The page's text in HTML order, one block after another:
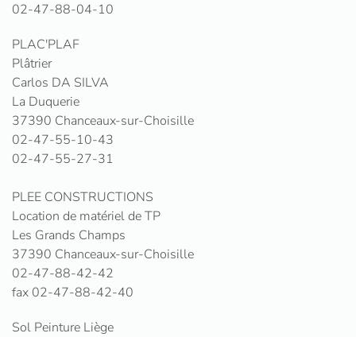
02-47-88-04-10
PLAC'PLAF
Plâtrier
Carlos DA SILVA
La Duquerie
37390 Chanceaux-sur-Choisille
02-47-55-10-43
02-47-55-27-31
PLEE CONSTRUCTIONS
Location de matériel de TP
Les Grands Champs
37390 Chanceaux-sur-Choisille
02-47-88-42-42
fax 02-47-88-42-40
Sol Peinture Liège